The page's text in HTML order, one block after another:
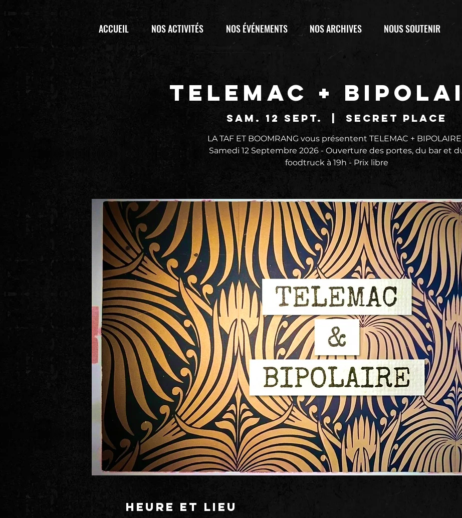
ACCUEIL NOS ACTIVITÉS NOS ÉVÉNEMENTS NOS ARCHIVES NOUS SOUTENIR
TELEMAC +
sam. 12 sept. SECRET PLACE
LA TAF ET BOOMRANG vous présentent TELEMAC +
Samedi 12 Septembre 2026 - Ouverture des portes, du bar et
foodtruck à 19h - Prix libre
Heure et lieu